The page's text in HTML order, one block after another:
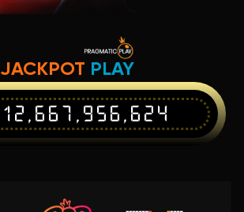
JACKPOT PLAY
12,667,956,624